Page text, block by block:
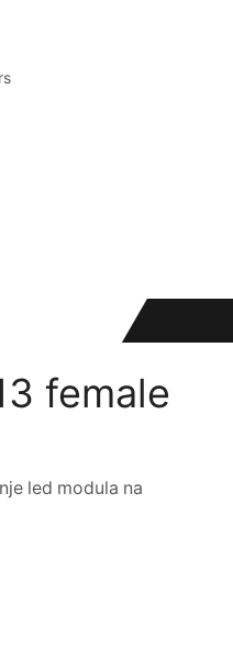
female
led modula na